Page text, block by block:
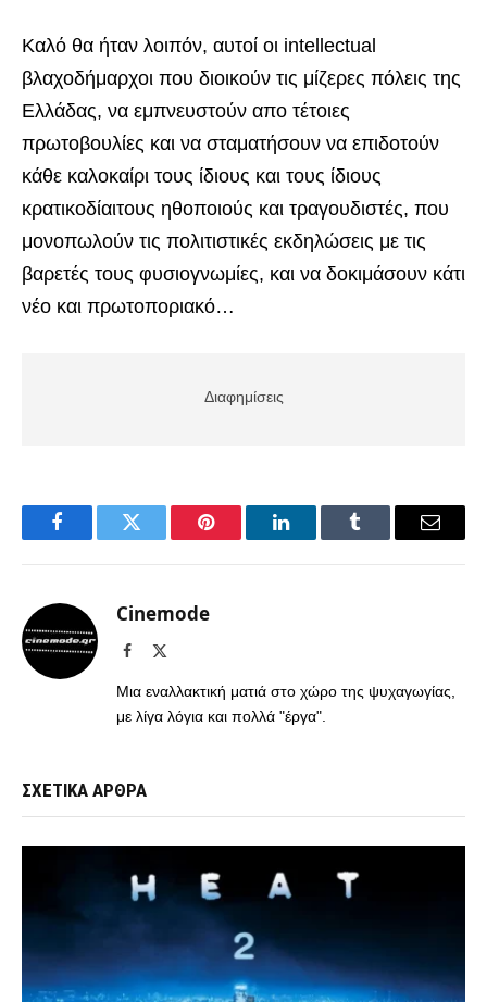
Καλό θα ήταν λοιπόν, αυτοί οι intellectual
βλαχοδήμαρχοι που διοικούν τις μίζερες πόλεις της
Ελλάδας, να εμπνευστούν απο τέτοιες
πρωτοβουλίες και να σταματήσουν να επιδοτούν
κάθε καλοκαίρι τους ίδιους και τους ίδιους
κρατικοδίαιτους ηθοποιούς και τραγουδιστές, που
μονοπωλούν τις πολιτιστικές εκδηλώσεις με τις
βαρετές τους φυσιογνωμίες, και να δοκιμάσουν κάτι
νέο και πρωτοποριακό…
Διαφημίσεις
FacebookTwitter Pinterest LinkedInTumblr Email
Cinemode
Facebook
Μια εναλλακτική ματιά στο χώρο της ψυχαγωγίας,
με λίγα λόγια και πολλά "έργα".
ΣΧΕΤΙΚΑ ΑΡΘΡΑ